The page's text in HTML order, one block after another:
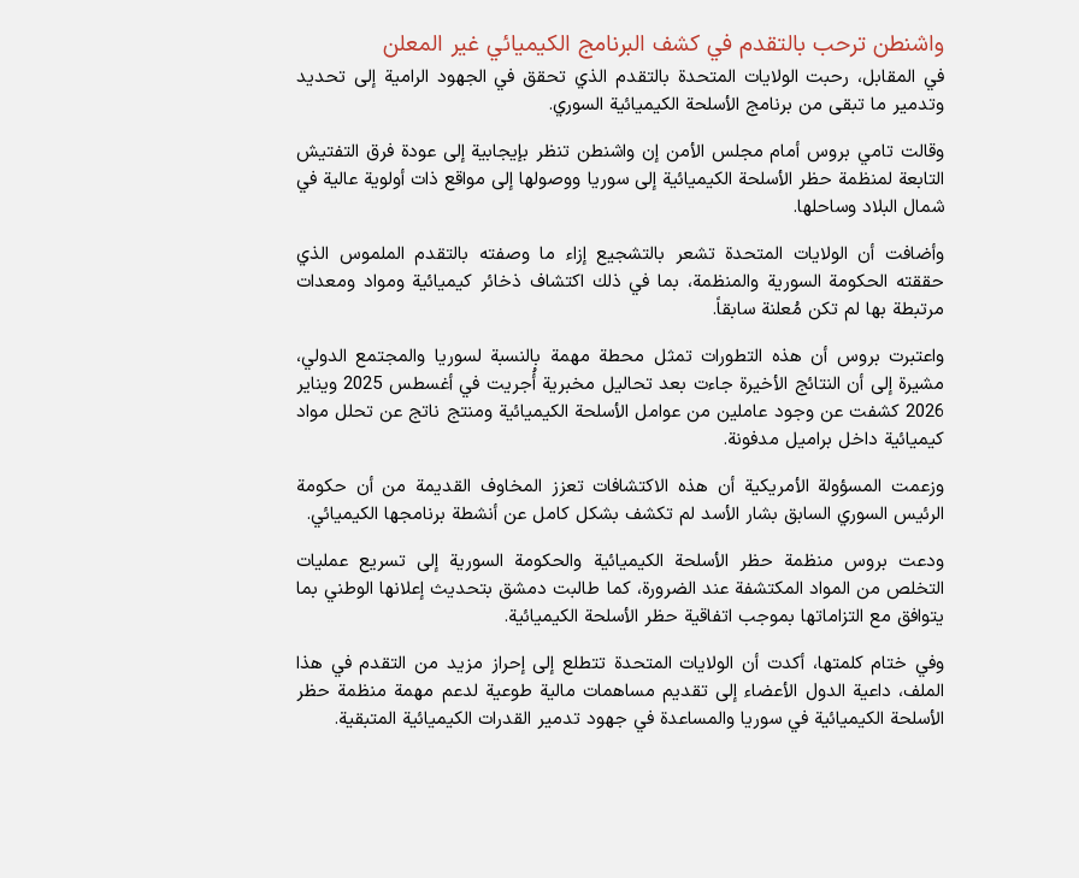
واشنطن ترحب بالتقدم في كشف البرنامج الكيميائي غير المعلن
في المقابل، رحبت الولايات المتحدة بالتقدم الذي تحقق في الجهود الرامية إلى تحديد
وتدمير ما تبقى من برنامج الأسلحة الكيميائية السوري.
وقالت تامي بروسأمام مجلس الأمن إن واشنطن تنظر بإيجابية إلى عودة فرق التفتيش
التابعة لمنظمة حظر الأسلحة الكيميائية إلى سوريا ووصولها إلى مواقع ذات أولوية عالية في
شمال البلاد وساحلها.
وأضافت أن الولايات المتحدة تشعر بالتشجيع إزاء ما وصفته بالتقدم الملموس الذي
حققته الحكومة السورية والمنظمة، بما في ذلك اكتشاف ذخائر كيميائية ومواد ومعدات
مرتبطة بها لم تكن مُعلنة سابقاً.
واعتبرت بروس أن هذه التطورات تمثل محطة مهمة بالنسبة لسوريا والمجتمع الدولي،
مشيرة إلى أن النتائج الأخيرة جاءت بعد تحاليل مخبرية أُجريت في أغسطس 2025 ويناير
2026 كشفت عن وجود عاملين من عوامل الأسلحة الكيميائية ومنتج ناتج عن تحلل مواد
كيميائية داخل براميل مدفونة.
وزعمت المسؤولة الأمريكية أن هذه الاكتشافات تعزز المخاوف القديمة من أن حكومة
الرئيس السوري السابق بشار الأسد لم تكشف بشكل كامل عن أنشطة برنامجها الكيميائي.
ودعت بروس منظمة حظر الأسلحة الكيميائية والحكومة السورية إلى تسريع عمليات
التخلص من المواد المكتشفة عند الضرورة، كما طالبت دمشق بتحديث إعلانها الوطني بما
يتوافق مع التزاماتها بموجب اتفاقية حظر الأسلحة الكيميائية.
وفي ختام كلمتها، أكدت أن الولايات المتحدة تتطلع إلى إحراز مزيد من التقدم في هذا
الملف، داعية الدول الأعضاء إلى تقديم مساهمات مالية طوعية لدعم مهمة منظمة حظر
الأسلحة الكيميائية في سوريا والمساعدة في جهود تدمير القدرات الكيميائية المتبقية.